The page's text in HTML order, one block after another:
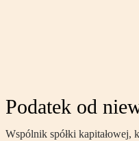
Podatek od
Wspólnik spółki kapitałowej,